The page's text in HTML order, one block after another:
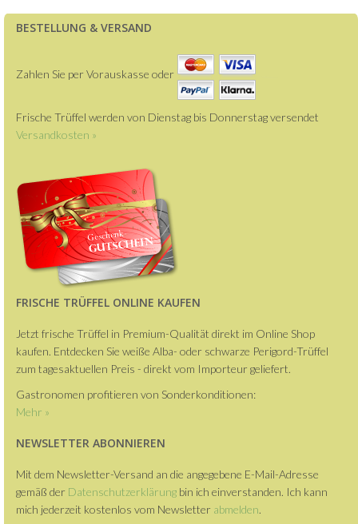
BESTELLUNG & VERSAND
Zahlen Sie per Vorauskasse oder
Frische Trüffel werden von Dienstag bis Donnerstag versendet
Versandkosten »
FRISCHE TRÜFFEL ONLINE KAUFEN
Jetzt frische Trüffel in Premium-Qualität direkt im Online Shop
kaufen. Entdecken Sie weiße Alba- oder schwarze Perigord-Trüffel
zum tagesaktuellen Preis - direkt vom Importeur geliefert.
Gastronomen profitieren von Sonderkonditionen:
Mehr »
NEWSLETTER ABONNIEREN
Mit dem Newsletter-Versand an die angegebene E-Mail-Adresse
gemäß der Datenschutzerklärung bin ich einverstanden. Ich kann
mich jederzeit kostenlos vom Newsletter abmelden.